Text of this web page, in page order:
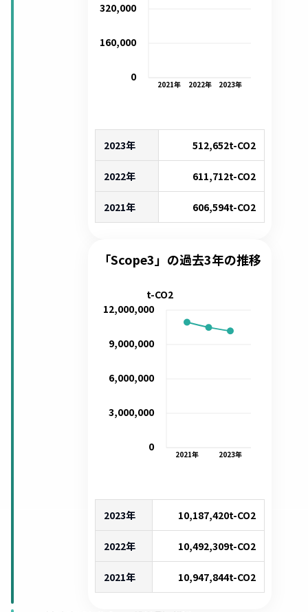
2021年 2022年 2023年
0
160,000
320,000
2023年 512,652t-CO2
2022年 611,712t-CO2
2021年 606,594t-CO2
「Scope3」の過去3年の推移
2021年 2023年
0
3,000,000
6,000,000
9,000,000
12,000,000
t-CO2
2023年 10,187,420t-CO2
2022年 10,492,309t-CO2
2021年 10,947,844t-CO2